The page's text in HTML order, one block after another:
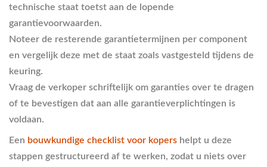
technische staat toetst aan de lopende
garantievoorwaarden.
Noteer de resterende garantietermijnen per component
en vergelijk deze met de staat zoals vastgesteld tijdens de
keuring.
Vraag de verkoper schriftelijk om garanties over te dragen
of te bevestigen dat aan alle garantieverplichtingen is
voldaan.
Een bouwkundige checklist voor kopers helpt u deze
stappen gestructureerd af te werken, zodat u niets over